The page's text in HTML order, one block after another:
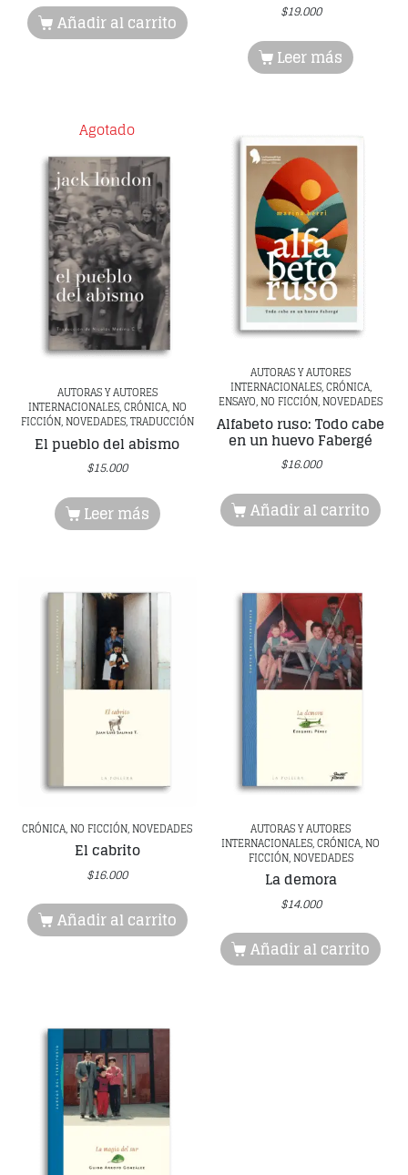
Añadir al carrito $19.000
Leer más
Agotado
AUTORAS Y AUTORES
INTERNACIONALES, CRÓNICA, NO
FICCIÓN, NOVEDADES, TRADUCCIÓN
El pueblo del abismo
$15.000
Leer más
AUTORAS Y AUTORES
INTERNACIONALES, CRÓNICA,
ENSAYO, NO FICCIÓN, NOVEDADES
Alfabeto ruso: Todo cabe
en un huevo Fabergé
$16.000
Añadir al carrito
CRÓNICA, NO FICCIÓN, NOVEDADES
El cabrito
$16.000
Añadir al carrito
AUTORAS Y AUTORES
INTERNACIONALES, CRÓNICA, NO
FICCIÓN, NOVEDADES
La demora
$14.000
Añadir al carrito